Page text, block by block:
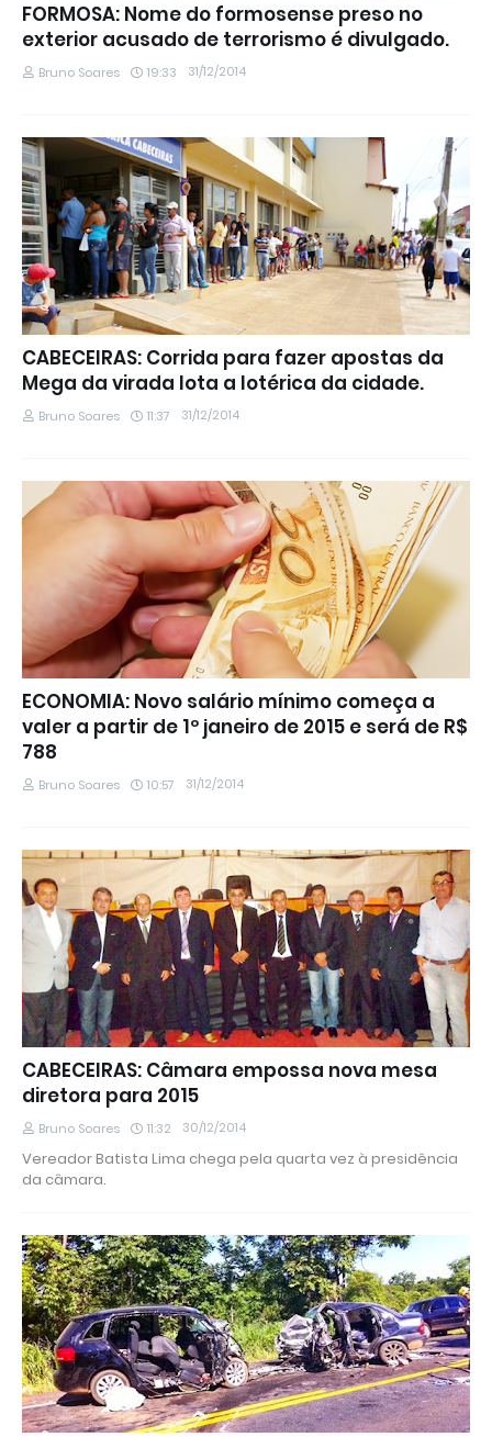
FORMOSA: Nome do formosense preso no
exterior acusado de terrorismo é divulgado.
Bruno Soares 19:33 31/12/2014
CABECEIRAS: Corrida para fazer apostas da
Mega da virada lota a lotérica da cidade.
Bruno Soares 11:37 31/12/2014
ECONOMIA: Novo salário mínimo começa a
valer a partir de 1º janeiro de 2015 e será de R$
788
Bruno Soares 10:57 31/12/2014
CABECEIRAS: Câmara empossa nova mesa
diretora para 2015
Bruno Soares 11:32 30/12/2014
Vereador Batista Lima chega pela quarta vez à presidência
da câmara.